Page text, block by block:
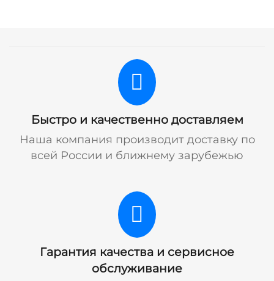
Быстро и качественно доставляем
Наша компания производит доставку по
всей России и ближнему зарубежью
Гарантия качества и сервисное
обслуживание